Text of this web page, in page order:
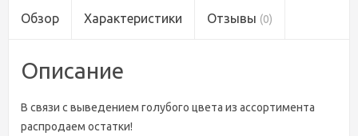
Обзор Характеристики Отзывы (0)
Описание
В связи с выведением голубого цвета из ассортимента
распродаем остатки!